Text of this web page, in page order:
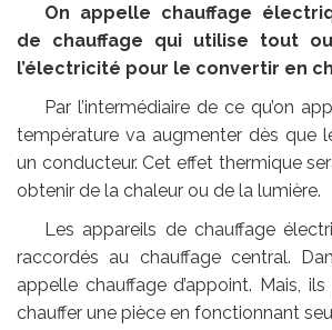
On appelle chauffage
de chauffage qui utilise tout
l’électricité pour le convertir en
Par l’intermédiaire de ce qu’on
température va augmenter dès que
un conducteur. Cet effet thermique
obtenir de la chaleur ou de la lumière.
Les appareils de chauffage
raccordés au chauffage central.
appelle chauffage d’appoint. Mais,
chauffer une pièce en fonctionnant